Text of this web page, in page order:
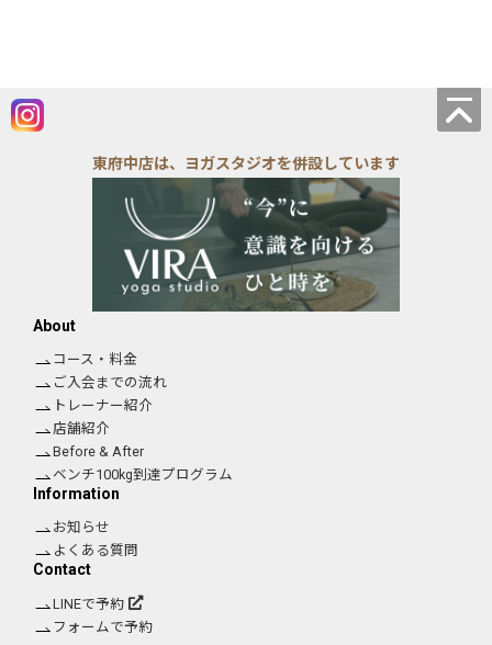
東府中店は、ヨガスタジオを併設しています
About
コース・料金
ご入会までの流れ
トレーナー紹介
店舗紹介
Before & After
ベンチ100kg到達プログラム
Information
お知らせ
よくある質問
Contact
LINEで予約
フォームで予約